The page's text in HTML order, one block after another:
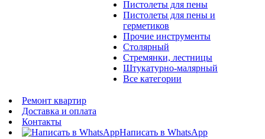
Пистолеты для пены
Пистолеты для пены и
герметиков
Прочие инструменты
Столярный
Стремянки, лестницы
Штукатурно-малярный
Все категории
Ремонт квартир
Доставка и оплата
Контакты
Написать в WhatsApp